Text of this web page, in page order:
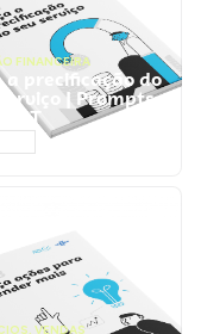
FINANCEIRA
a precificação do
serviço | Prompts
, VENDAS